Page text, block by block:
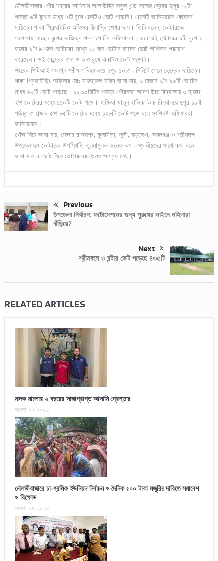
মৌলভীবাজার পৌর শহরের কাশিনাথ আলাউদ্দিন স্কুল এন্ড কলেজ কেন্দ্রে দুপুর ১২টা
পর্যন্ত ৯টি বুথের মধ্যে ২টি বুথে একটিও ভোট পড়েনি। এমনটি জানিয়েছেন কেন্দ্রের
দায়িত্বে থাকা প্রিজাইডিং অফিসর নীলাদ্রি শেখর দাস। তিনি বলেন, ভোটারদের
অপেক্ষায় আছেন বুথের দায়িত্বে থাকা পোলিং অফিসাররা। তবে ওই সেন্টারের ৯টি বুথে ২
হাজার ৯’শ ৯৭জন ভোটারের মধ্যে ২২ জন ভোটার তাদের ভোট অধিকার প্রয়োগ
করেছেন। ওই কেন্দ্রের ৩নং ও ৯নং বুথে একটিও ভোট পড়েনি।
শহরের পিটিআই সংলগ্ন পরীক্ষণ বিদ্যালয়ে দুপুর ১০.৩০ মিনিটে গেলে কেন্দ্রের দায়িত্বে
থাকা প্রিজাইডিং অফিসার মোঃ মাজহারুল মজিদ জানা যায়, ৩ হাজার ৩’শ ৯০টি ভোটের
মধ্যে ৬২টি ভোট পড়েছে। ১১.১০মিটিন পর্যন্ত পৌরসভা আদর্শ উচ্চ বিদ্যালয়ে ৩ হাজার
২’শ ভোটেরর মধ্যে ১১০টি ভোট পড়ে। হাফিজা খাতুন বালিকা উচ্চ বিদ্যালয়ে দুপুর ১১টা
পর্যন্ত ৩ হাজার ৫’শ ৮৫টি ভোটের মধ্যে ১২৮টি ভোট পড়ে বলে সংশ্লিষ্ট অফিসাররা
জানিয়েছেন।
খোঁজ নিয়ে জানা যায়, জেলার রাজনগর, কুলাউড়া, জুড়ী, বড়লেখা, কমলগঞ্জ ও শ্রীমঙ্গল
উপজেলায়ও ভোটারের উপস্থিতি তুলনামুলক অনেক কম। স্থানীয়দের সাথে কথা বলে
জানা যায় এ ভোট নিয়ে ভোটারদের তেমন আগ্রহ নেই।
Previous
উপজেলা নির্বাচন: ফটোসেশনের জন্য পুরুষের লাইনে মহিলারা
দাঁড়িয়ে?
Next
শ্রীমঙ্গলে ৩ ঘন্টায় ভোট পড়েছে ৪৩৫টি
RELATED ARTICLES
মাদক মামলার ২ বছরের সাজাপ্রাপ্ত আসামি গ্রেপ্তার
আগস্ট ০৭, ২০২৬
মৌলভীবাজারে চা-শ্রমিক ইউনিয়ন নির্বাচন ও দৈনিক ৫০০ টাকা মজুরির দাবিতে সমাবেশ
ও বিক্ষোভ
আগস্ট ০৭, ২০২৬